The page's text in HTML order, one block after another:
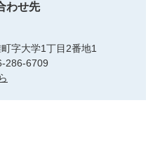
わせ先
字大学1丁目2番地1
286-6709